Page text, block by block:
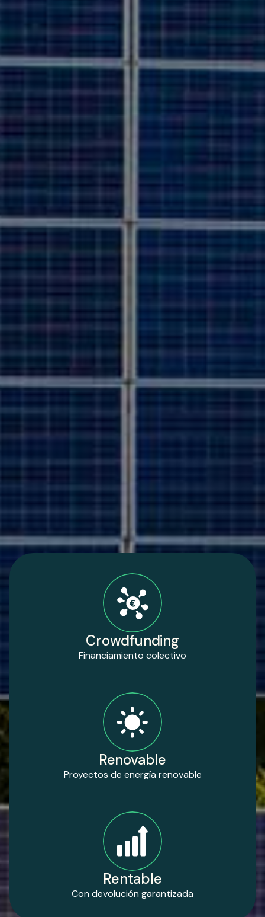
Crowdfunding
Financiamiento colectivo
Renovable
Proyectos de energía renovable
Rentable
Con devolución garantizada